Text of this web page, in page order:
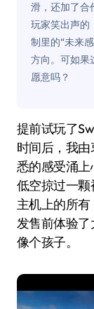
滑，还加了合
玩家笑出声的
制里的“未来
方向。可如果
愿意吗？
提前试玩了Switch 2上的《星际火狐》重制版一小段
时间后，我
悉的感受涌
低空掠过一
主机上的所
发售前体验
像个孩子。